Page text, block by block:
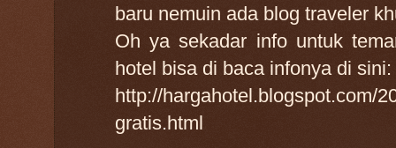
baru nemuin ada blog traveler
Oh ya sekadar info untuk
hotel bisa di baca infonya di sini:
http://hargahotel.blogspot.com/
gratis.html